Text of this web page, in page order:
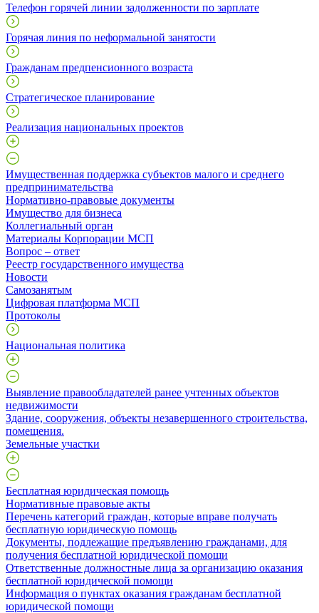
Телефон горячей линии задолженности по зарплате
Горячая линия по неформальной занятости
Гражданам предпенсионного возраста
Стратегическое планирование
Реализация национальных проектов
Имущественная поддержка субъектов малого и среднего
предпринимательства
Нормативно-правовые документы
Имущество для бизнеса
Коллегиальный орган
Материалы Корпорации МСП
Вопрос – ответ
Реестр государственного имущества
Новости
Самозанятым
Цифровая платформа МСП
Протоколы
Национальная политика
Выявление правообладателей ранее учтенных объектов
недвижимости
​Здание, сооружения, объекты незавершенного строительства,
помещения.
Земельные участки
Бесплатная юридическая помощь
Нормативные правовые акты
Перечень категорий граждан, которые вправе получать
бесплатную юридическую помощь
Документы, подлежащие предъявлению гражданами, для
получения бесплатной юридической помощи
Ответственные должностные лица за организацию оказания
бесплатной юридической помощи
Информация о пунктах оказания гражданам бесплатной
юридической помощи